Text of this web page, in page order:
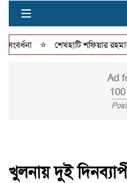
≡
⭐ শেখহাটি শফিয়ার রহমান
Ad
খুলনায় দুই